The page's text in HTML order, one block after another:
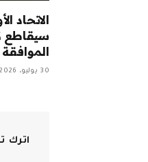
الاتحاد
سيقاطع
30 يوليو، 2026
اترك